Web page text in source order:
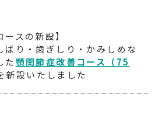
ースの新設】
ばり・歯ぎしり・かみしめな
た顎関節症改善コース（75
新設いたしました